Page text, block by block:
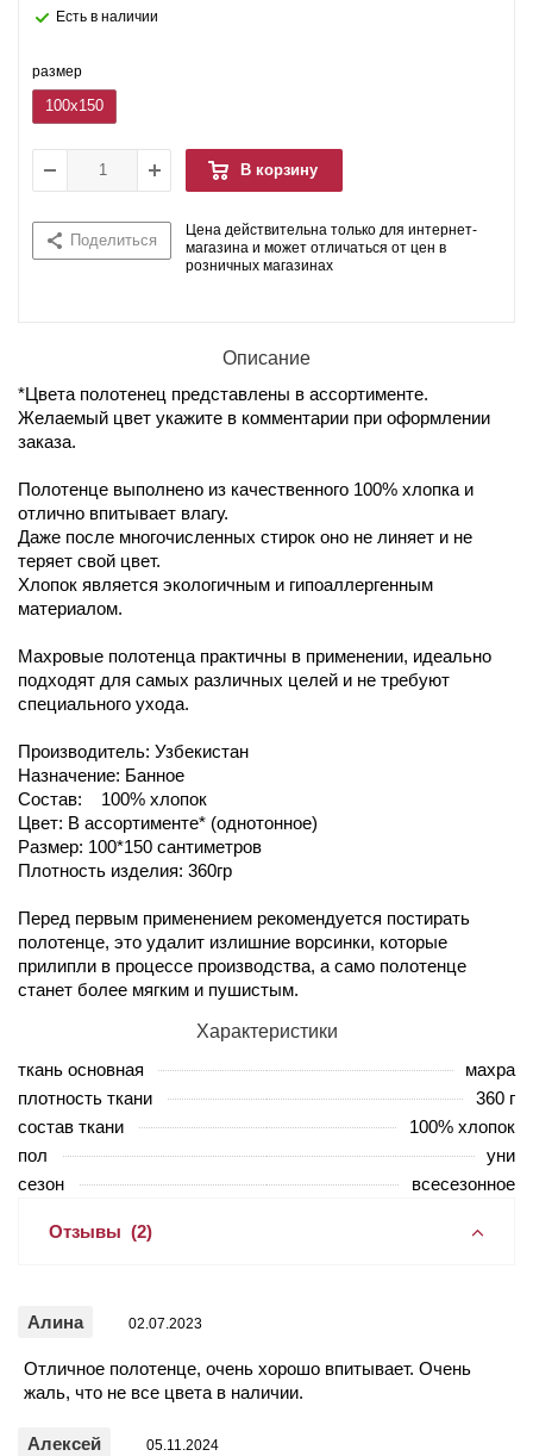
Есть в наличии
размер
100x150
В корзину
Поделиться
Цена действительна только для интернет-
магазина и может отличаться от цен в
розничных магазинах
Описание
*Цвета полотенец представлены в ассортименте.
Желаемый цвет укажите в комментарии при оформлении
заказа.
Полотенце выполнено из качественного 100% хлопка и
отлично впитывает влагу.
Даже после многочисленных стирок оно не линяет и не
теряет свой цвет.
Хлопок является экологичным и гипоаллергенным
материалом.
Махровые полотенца практичны в применении, идеально
подходят для самых различных целей и не требуют
специального ухода.
Производитель: Узбекистан
Назначение: Банное
Состав: 100% хлопок
Цвет: В ассортименте* (однотонное)
Размер: 100*150 сантиметров
Плотность изделия: 360гр
Перед первым применением рекомендуется постирать
полотенце, это удалит излишние ворсинки, которые
прилипли в процессе производства, а само полотенце
станет более мягким и пушистым.
Характеристики
ткань основная
махра
плотность ткани
360 г
состав ткани
100% хлопок
пол
уни
сезон
всесезонное
Отзывы (2)
Алина 02.07.2023
Отличное полотенце, очень хорошо впитывает. Очень
жаль, что не все цвета в наличии.
Алексей 05.11.2024